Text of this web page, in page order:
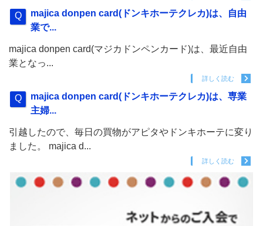
majica donpen card(ドンキホーテクレカ)は、自由
業で...
majica donpen card(マジカドンペンカード)は、最近自由
業となっ...
詳しく読む
majica donpen card(ドンキホーテクレカ)は、専業
主婦...
引越したので、毎日の買物がアピタやドンキホーテに変り
ました。 majica d...
詳しく読む